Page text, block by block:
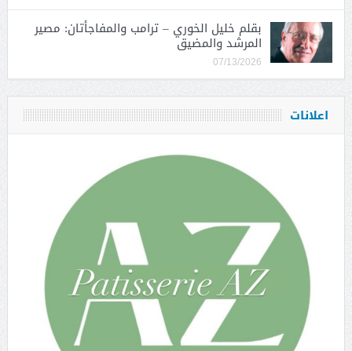
بقلم خليل الخوري – ترامب والمفاجأتان: مصير
المرشد والمضيق
07/13/2026
اعلانات